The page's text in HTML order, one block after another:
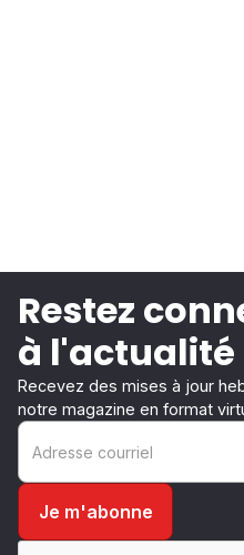
Restez
à l'actualité
Recevez des mises à jour
notre magazine en format